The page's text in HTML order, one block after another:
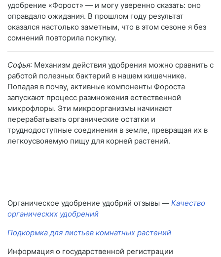
удобрение «Форост» — и могу уверенно сказать: оно
оправдало ожидания. В прошлом году результат
оказался настолько заметным, что в этом сезоне я без
сомнений повторила покупку.
Софья: Механизм действия удобрения можно сравнить с
работой полезных бактерий в нашем кишечнике.
Попадая в почву, активные компоненты Фороста
запускают процесс размножения естественной
микрофлоры. Эти микроорганизмы начинают
перерабатывать органические остатки и
труднодоступные соединения в земле, превращая их в
легкоусвояемую пищу для корней растений.
Органическое удобрение удобряй отзывы — Качество
органических удобрений
Подкормка для листьев комнатных растений
Информация о государственной регистрации